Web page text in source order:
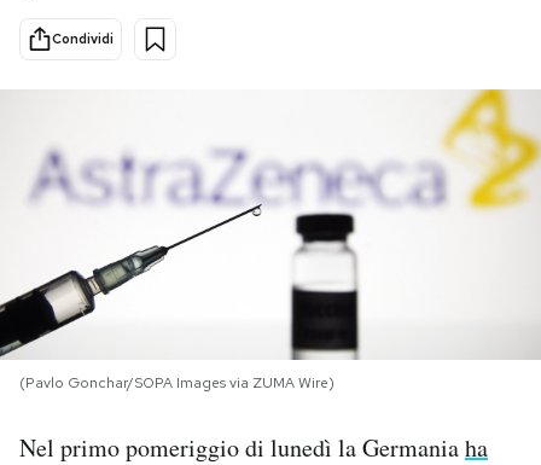
Cultura
Economia
PODCAST
NEWSLETTER
I MIEI PREFERITI
SHOP
Condividi
(Pavlo Gonchar/SOPA Images via ZUMA Wire)
Nel primo pomeriggio di lunedì la Germaniaha